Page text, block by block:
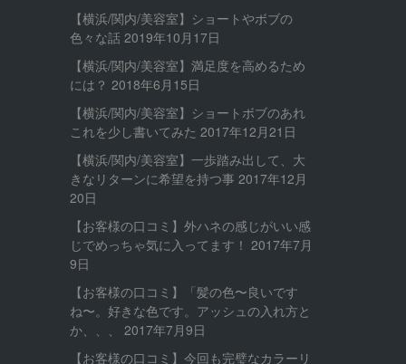
【横浜/関内/美容室】ショートやボブの
色々な話 2019年10月17日
【横浜/関内/美容室】満足度を高めるため
には？ 2018年6月15日
【横浜/関内/美容室】ショートボブのあれ
これを少し書いてみた 2017年12月21日
【横浜/関内/美容室】一歩踏み出して、大
きなリターンに希望を持つ事 2017年12月
20日
【お客様の口コミ】外ハネの感じがいい感
じでめっちゃ気に入ってます！ 2017年7月
9日
【お客様の口コミ】「髪の色〜良いです
ね〜。好きな色です。アッシュの入れ方と
か、、、
2017年7月9日
【お客様の口コミ】今回も完璧なカラーリ